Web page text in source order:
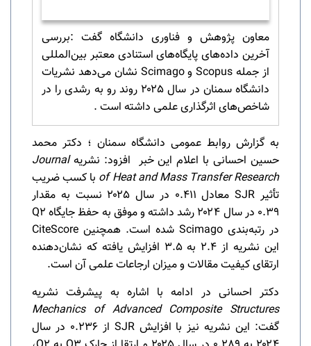
معاون پژوهش و فناوری دانشگاه گفت :بررسی
آخرین داده‌های پایگاه‌های استنادی معتبر بین‌المللی
از جمله Scopus و Scimago نشان می‌دهد نشریات
دانشگاه سمنان در سال ۲۰۲۵ روند رو به رشدی را در
شاخص‌های اثرگذاری علمی داشته است .
به گزارش روابط عمومی دانشگاه سمنان ؛ دکتر محمد
حسین احسانی با اعلام این خبر افزود: نشریهJournal
of Heat and Mass Transfer Research با کسب ضریب
تأثیر SJR معادل 0.411 در سال ۲۰۲۵ نسبت به مقدار
0.39 در سال ۲۰۲۴ رشد داشته و موفق به حفظ جایگاه Q2
در رتبه‌بندی Scimago شده است. همچنین CiteScore
این نشریه از 2.4 به 3.5 افزایش یافته که نشان‌دهنده
ارتقای کیفیت مقالات و میزان ارجاعات علمی آن است.
دکتر احسانی در ادامه با اشاره به پیشرفت نشریه
Mechanics of Advanced Composite Structures
گفت: این نشریه نیز با افزایش SJR از 0.236 در سال